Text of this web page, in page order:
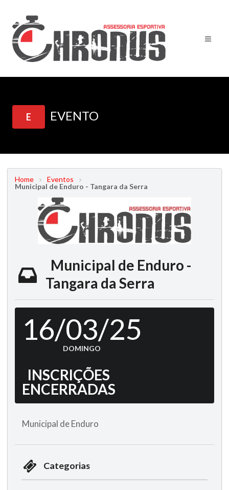
E EVENTO
Home
Eventos
Municipal de Enduro - Tangara da Serra
Municipal de Enduro -
Tangara da Serra
16/03/25
DOMINGO
INSCRIÇÕES
ENCERRADAS
Municipal de Enduro
Categorias